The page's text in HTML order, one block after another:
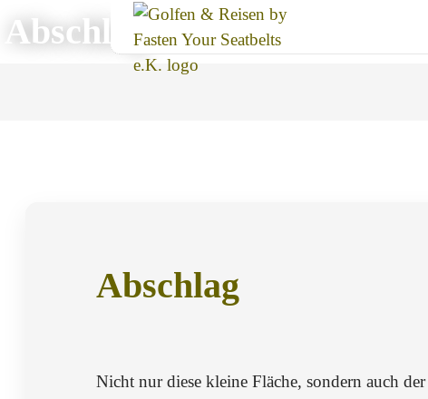
Abschlag
Abschlag
Etwas erhöhte Rasenfläche, von der aus man
Nicht nur diese kleine Fläche, sondern auch